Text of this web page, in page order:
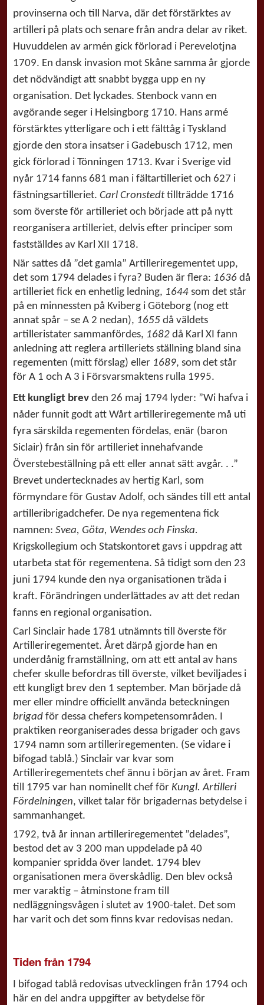
provinserna och till Narva, där det förstärktes av
artilleri på plats och senare från andra delar av riket.
Huvuddelen av armén gick förlorad i Perevelotjna
1709. En dansk invasion mot Skåne samma år gjorde
det nödvändigt att snabbt bygga upp en ny
organisation. Det lyckades. Stenbock vann en
avgörande seger i Helsingborg 1710. Hans armé
förstärktes ytterligare och i ett fälttåg i Tyskland
gjorde den stora insatser i Gadebusch 1712, men
gick förlorad i Tönningen 1713. Kvar i Sverige vid
nyår 1714 fanns 681 man i fältartilleriet och 627 i
fästningsartilleriet. Carl Cronstedttillträdde 1716
som överste för artilleriet och började att på nytt
reorganisera artilleriet, delvis efter principer som
fastställdes av Karl XII 1718.
När sattes då ”det gamla” Artilleriregementet upp,
det som 1794 delades i fyra? Buden är flera: 1636 då
artilleriet fick en enhetlig ledning, 1644 som det står
på en minnessten på Kviberg i Göteborg (nog ett
annat spår – se A 2 nedan), 1655 då väldets
artilleristater sammanfördes, 1682 då Karl XI fann
anledning att reglera artilleriets ställning bland sina
regementen (mitt förslag) eller 1689, som det står
för A 1 och A 3 i Försvarsmaktens rulla 1995.
Ett kungligt brev den 26 maj 1794 lyder: ”Wi hafva i
nåder funnit godt att Wårt artilleriregemente må uti
fyra särskilda regementen fördelas, enär (baron
Siclair) från sin för artilleriet innehafvande
Överstebeställning på ett eller annat sätt avgår. . .”
Brevet undertecknades av hertig Karl, som
förmyndare för Gustav Adolf, och sändes till ett antal
artilleribrigadchefer. De nya regementena fick
namnen: Svea, Göta, Wendes och Finska.
Krigskollegium och Statskontoret gavs i uppdrag att
utarbeta stat för regementena. Så tidigt som den 23
juni 1794 kunde den nya organisationen träda i
kraft. Förändringen underlättades av att det redan
fanns en regional organisation.
Carl Sinclair hade 1781 utnämnts till överste för
Artilleriregementet. Året därpå gjorde han en
underdånig framställning, om att ett antal av hans
chefer skulle befordras till överste, vilket beviljades i
ett kungligt brev den 1 september. Man började då
mer eller mindre officiellt använda beteckningen
brigad för dessa chefers kompetensområden. I
praktiken reorganiserades dessa brigader och gavs
1794 namn som artilleriregementen. (Se vidare i
bifogad tablå.) Sinclair var kvar som
Artilleriregementets chef ännu i början av året. Fram
till 1795 var han nominellt chef för Kungl. Artilleri
Fördelningen, vilket talar för brigadernas betydelse i
sammanhanget.
1792, två år innan artilleriregementet ”delades”,
bestod det av 3 200 man uppdelade på 40
kompanier spridda över landet. 1794 blev
organisationen mera överskådlig. Den blev också
mer varaktig – åtminstone fram till
nedläggningsvågen i slutet av 1900-talet. Det som
har varit och det som finns kvar redovisas nedan.
Tiden från 1794
I bifogad tablå redovisas utvecklingen från 1794 och
här en del andra uppgifter av betydelse för